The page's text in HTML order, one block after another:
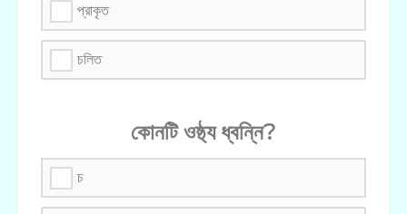
প্রাকৃত
চলিত
কোনটি ওষ্ঠ্য ধ্বন্নি?
চ